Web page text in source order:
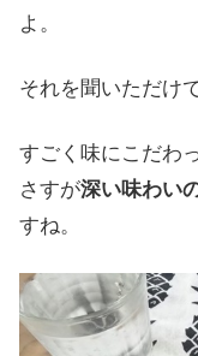
よ。
それを聞いただけ
すごく味にこだわ
さすが深い味わい
すね。